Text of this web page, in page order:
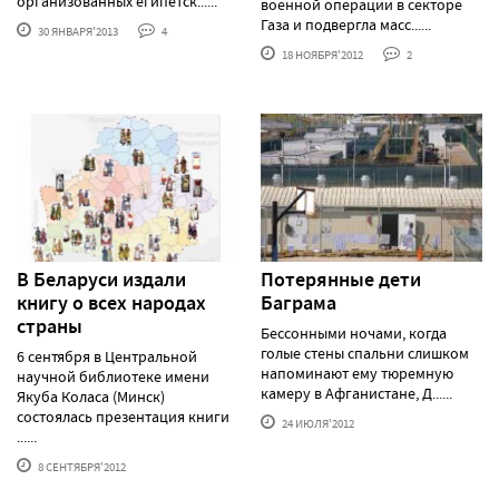
30 ЯНВАРЯ'2013 4
военной операции в секторе
Газа и подвергла масс......
18 НОЯБРЯ'2012 2
В Беларуси издали
книгу о всех народах
страны
6 сентября в Центральной
научной библиотеке имени
Якуба Коласа (Минск)
состоялась презентация книги
......
8 СЕНТЯБРЯ'2012
Потерянные дети
Баграма
Бессонными ночами, когда
голые стены спальни слишком
напоминают ему тюремную
камеру в Афганистане, Д......
24 ИЮЛЯ'2012